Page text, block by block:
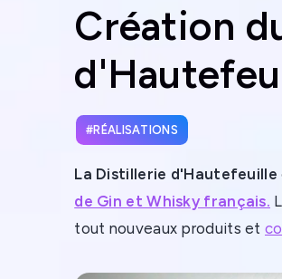
Création
RÉALISATIONS
La Distillerie d'Hautefeuille
de Gin et Whisky français.
tout nouveaux produits et